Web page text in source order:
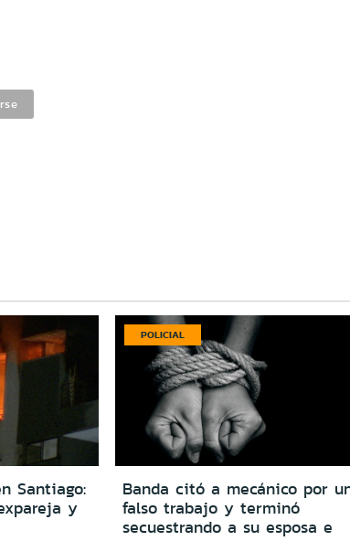
Santiago:
y
POLICIAL
Banda citó a mecánico por
falso trabajo y terminó
secuestrando a su esposa e